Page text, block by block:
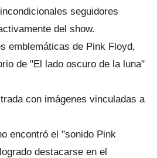
seguidores
del show.
emblemáticas de Pink Floyd,
de "El lado oscuro de la luna"
con imágenes vinculadas a
encontró el "sonido Pink
destacarse en el